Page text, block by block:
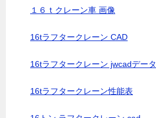
１６ｔクレーン車 画像
16tラフタークレーン CAD
16tラフタークレーン jwcadデータ
16tラフタークレーン性能表